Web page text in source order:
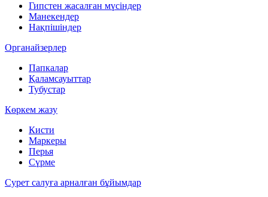
Гипстен жасалған мүсіндер
Манекендер
Нақпішіндер
Органайзерлер
Папкалар
Қаламсауыттар
Тубустар
Көркем жазу
Кисти
Маркеры
Перья
Сүрме
Сурет салуға арналған бұйымдар